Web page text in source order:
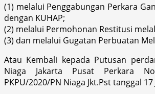
(1) melalui Penggabungan Perkara
dengan KUHAP;
(2) melalui Permohonan Restitusi
(3) dan melalui Gugatan Perbuatan
Atau Kembali kepada Putusan
Niaga Jakarta Pusat Perkara
PKPU/2020/PN Niaga Jkt.Pst tanggal 17